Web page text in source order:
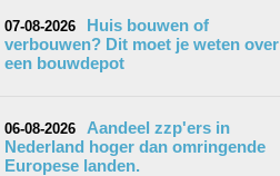
07-08-2026
Huis bouwen of
verbouwen? Dit moet je weten over
een bouwdepot
06-08-2026
Aandeel zzp'ers in
Nederland hoger dan omringende
Europese landen.